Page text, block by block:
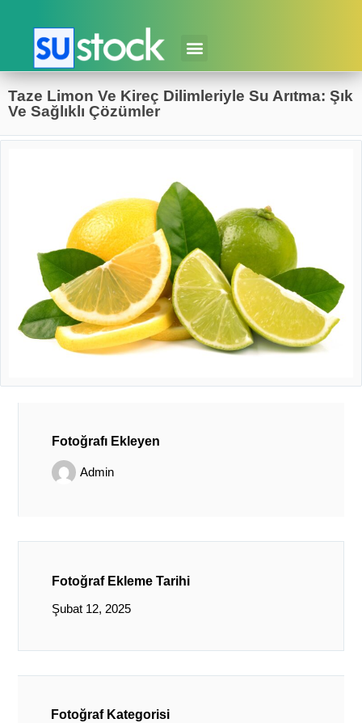
Taze Limon Ve Kireç Dilimleriyle Su Arıtma: Şık
Ve Sağlıklı Çözümler
Fotoğrafı Ekleyen
Admin
Fotoğraf Ekleme Tarihi
Şubat 12, 2025
Fotoğraf Kategorisi